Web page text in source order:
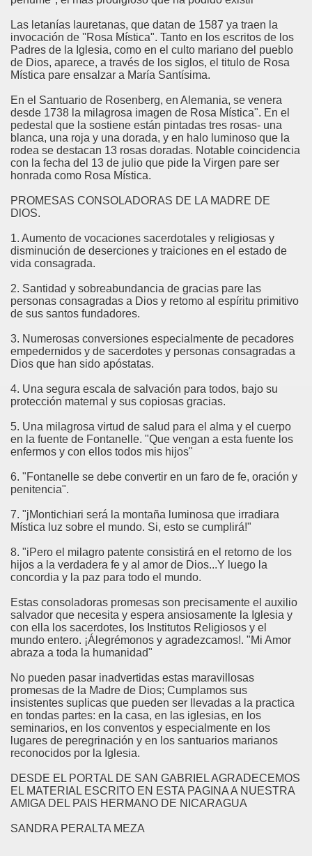
Las letanías lauretanas, que datan de 1587 ya traen la
invocación de ''Rosa Mística". Tanto en los escritos de los
Padres de la Iglesia, como en el culto mariano del pueblo
de Dios, aparece, a través de los siglos, el titulo de Rosa
Mística pare ensalzar a María Santísima.
En el Santuario de Rosenberg, en Alemania, se venera
desde 1738 la milagrosa imagen de Rosa Mística". En el
pedestal que la sostiene están pintadas tres rosas- una
blanca, una roja y una dorada, y en halo luminoso que la
rodea se destacan 13 rosas doradas. Notable coincidencia
con la fecha del 13 de julio que pide la Virgen pare ser
honrada como Rosa Mística.
PROMESAS CONSOLADORAS DE LA MADRE DE
DlOS.
1. Aumento de vocaciones sacerdotales y religiosas y
disminución de deserciones y traiciones en el estado de
vida consagrada.
2. Santidad y sobreabundancia de gracias pare las
personas consagradas a Dios y retomo al espíritu primitivo
de sus santos fundadores.
3. Numerosas conversiones especialmente de pecadores
empedernidos y de sacerdotes y personas consagradas a
Dios que han sido apóstatas.
4. Una segura escala de salvación para todos, bajo su
protección maternal y sus copiosas gracias.
5. Una milagrosa virtud de salud para el alma y el cuerpo
en la fuente de Fontanelle. "Que vengan a esta fuente los
enfermos y con ellos todos mis hijos"
6. "Fontanelle se debe convertir en un faro de fe, oración y
penitencia".
7. "jMontichiari será la montaña luminosa que irradiara
Mística luz sobre el mundo. Si, esto se cumplirá!"
8. "iPero el milagro patente consistirá en el retorno de los
hijos a la verdadera fe y al amor de Dios...Y luego la
concordia y la paz para todo el mundo.
Estas consoladoras promesas son precisamente el auxilio
salvador que necesita y espera ansiosamente la Iglesia y
con ella los sacerdotes, los Institutos Religiosos y el
mundo entero. ¡Álegrémonos y agradezcamos!. "Mi Amor
abraza a toda la humanidad"
No pueden pasar inadvertidas estas maravillosas
promesas de la Madre de Dios; Cumplamos sus
insistentes suplicas que pueden ser llevadas a la practica
en tondas partes: en la casa, en las iglesias, en los
seminarios, en los conventos y especialmente en los
lugares de peregrinación y en los santuarios marianos
reconocidos por la Iglesia.
DESDE EL PORTAL DE SAN GABRIEL AGRADECEMOS
EL MATERIAL ESCRITO EN ESTA PAGINA A NUESTRA
AMIGA DEL PAIS HERMANO DE NICARAGUA
SANDRA PERALTA MEZA